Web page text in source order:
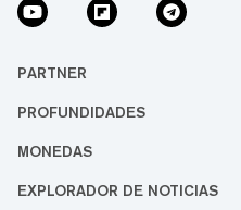
PARTNER
PROFUNDIDADES
MONEDAS
EXPLORADOR DE NOTICIAS